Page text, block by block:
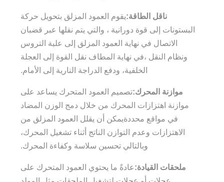
ناقل الطاقة:يقوم العمود المزلق بتحويل حركة
البستونات إلى قوة دورانية ، والتي يتم نقلها عبر قضبان
الاتصال في نهاية العمود المزلق إلى علبة التروس
ونظام النقل ،في نهاية المطاف نقل القوة إلى العجلة
الخلفية، ودفع الدراجة النارية إلى الأمام.
موازنة المحرك:تصميم العمود المتحرك يساعد على
موازنة اهتزازات المحرك من خلال دمج الوزن المضاد
في مواقع محددةيمكن أن يقلل العمود المزلق من
الاهتزازات وعدم التوازن الناتج أثناء تشغيل المحرك،
وبالتالي تحسين سلاسة وكفاءة المحرك.
ملحقات القيادة:عادةً ما يحتوي العمود المتحرك على